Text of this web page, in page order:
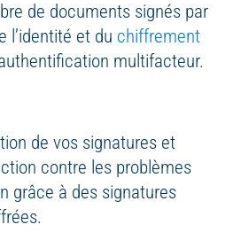
de documents signés par
l’identité et du chiffrement
multifacteur.
de vos signatures et
contre les problèmes
grâce à des signatures